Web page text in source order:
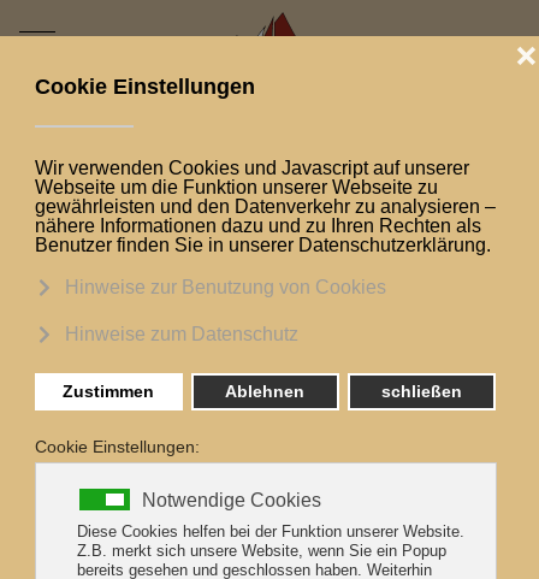
Mobile Menu Toggle
Aktuelle Seite:
3. Dezember 2019 Newsletter
3. Dezember 2019
Newsletter
3. Dezember 2019
Newsletter
Hallo liebe De Albertha Freunde,